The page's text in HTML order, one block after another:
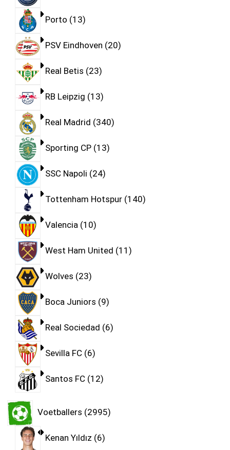
Porto 13
PSV Eindhoven 20
Real Betis 23
RB Leipzig 13
Real Madrid 340
Sporting CP 13
SSC Napoli 24
Tottenham Hotspur 140
Valencia 10
West Ham United 11
Wolves 23
Boca Juniors 9
Real Sociedad 6
Sevilla FC 6
Santos FC 12
Voetballers 2995
Kenan Yıldız 6